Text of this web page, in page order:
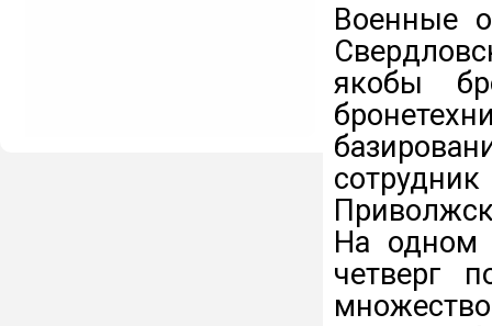
Военные
якобы
На одном
четверг